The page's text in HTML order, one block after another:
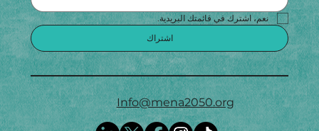
نعم، اشترك في قائمتك البريدية.
اشتراك
Info@mena2050.org